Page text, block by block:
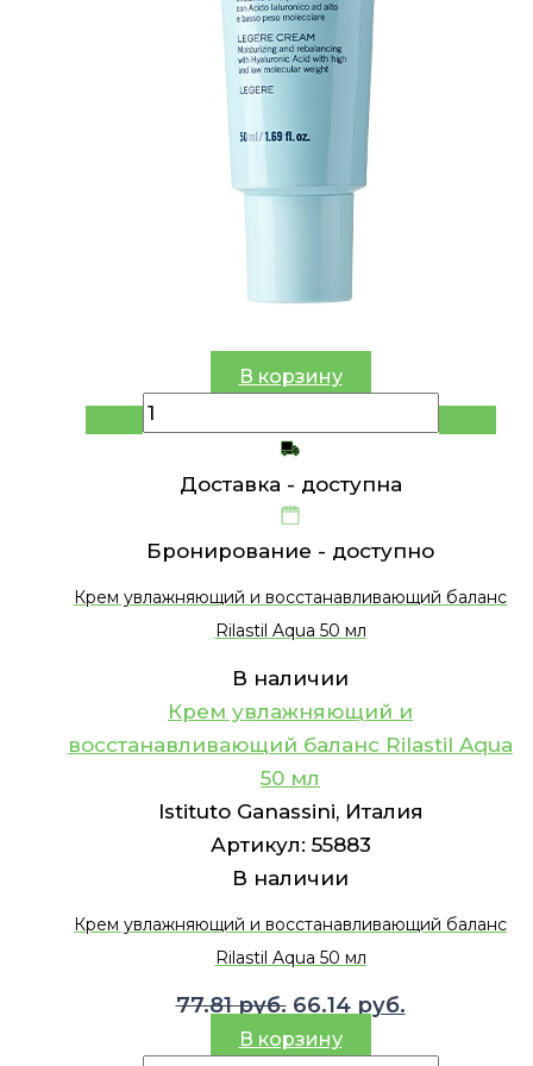
В корзину
Доставка - доступна
Бронирование - доступно
Крем увлажняющий и восстанавливающий баланс
Rilastil Aqua 50 мл
В наличии
Крем увлажняющий и
восстанавливающий баланс Rilastil Aqua
50 мл
Istituto Ganassini, Италия
Артикул: 55883
В наличии
Крем увлажняющий и восстанавливающий баланс
Rilastil Aqua 50 мл
77.81руб. Первоначальная
цена
66.14 руб.Текущая
В корзину